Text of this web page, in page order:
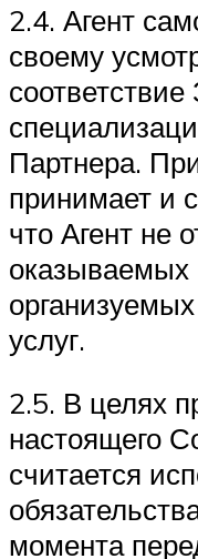
2.4. Агент
своему
Партнера.
принимает и
что Агент не
услуг.
2.5. В целях
настоящего
считается
момента